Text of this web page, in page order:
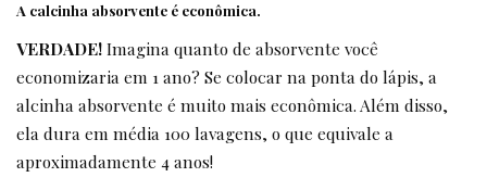
A calcinha absorvente é econômica.
VERDADE!Imagina quanto de absorvente você
economizaria em 1 ano? Se colocar na ponta do lápis, a
alcinha absorvente é muito mais econômica. Além disso,
ela dura em média 100 lavagens, o que equivale a
aproximadamente 4 anos!